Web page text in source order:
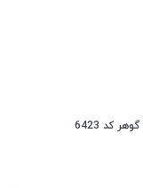
کد 6423